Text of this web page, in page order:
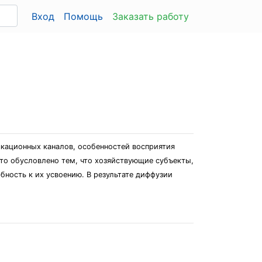
Вход Помощь Заказать работу
каналов, особенностей восприятия
обусловлено тем, что хозяйствующие субъекты,
к их усвоению. В результате диффузии